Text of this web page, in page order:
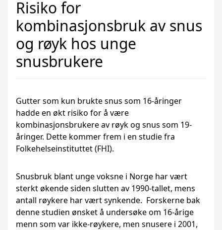
Risiko for
kombinasjonsbruk av snus
og røyk hos unge
snusbrukere
Gutter som kun brukte snus som 16-åringer
hadde en økt risiko for å være
kombinasjonsbrukere av røyk og snus som 19-
åringer. Dette kommer frem i en studie fra
Folkehelseinstituttet (FHI).
Snusbruk blant unge voksne i Norge har vært
sterkt økende siden slutten av 1990-tallet, mens
antall røykere har vært synkende. Forskerne bak
denne studien ønsket å undersøke om 16-årige
menn som var ikke-røykere, men snusere i 2001,